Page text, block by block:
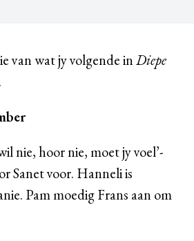
van wat jy volgende inDiepe
nie, hoor nie, moet jy voel’-
Sanet voor. Hanneli is
Pam moedig Frans aan om